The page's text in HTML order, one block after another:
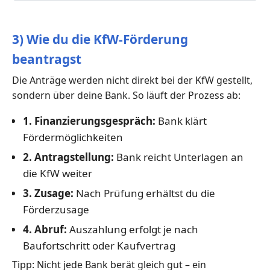
3) Wie du die KfW-Förderung
beantragst
Die Anträge werden nicht direkt bei der KfW gestellt,
sondern über deine Bank. So läuft der Prozess ab:
1. Finanzierungsgespräch: Bank klärt
Fördermöglichkeiten
2. Antragstellung: Bank reicht Unterlagen an
die KfW weiter
3. Zusage: Nach Prüfung erhältst du die
Förderzusage
4. Abruf: Auszahlung erfolgt je nach
Baufortschritt oder Kaufvertrag
Tipp: Nicht jede Bank berät gleich gut – ein